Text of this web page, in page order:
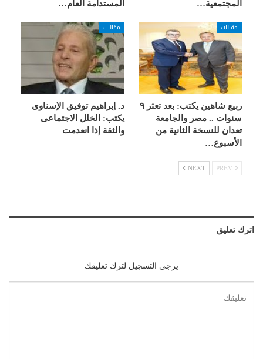
المجتمعية… المستدامة العام…
مقالات
ربيع شاهين يكتب: بعد تعثر ٩
سنوات .. مصر والجامعة
تعدان للنسخة الثانية من
الأسبوع…
مقالات
د. إبراهيم توفيق الإسناوى
يكتب: الخلل الاجتماعى
والثقة إذا انعدمت
NEXT
اترك تعليق
يرجي التسجيل لترك تعليقك